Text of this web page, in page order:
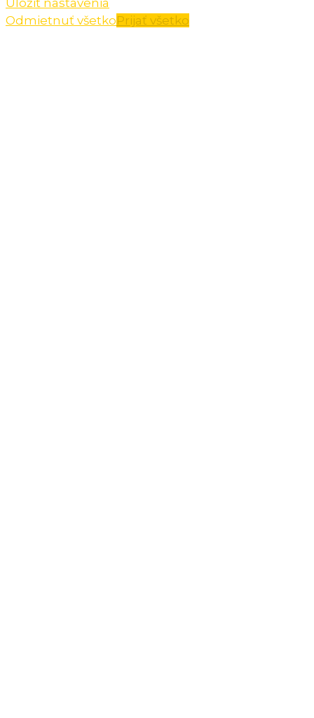
Uložiť nastavenia
Odmietnuť všetkoPrijať všetko